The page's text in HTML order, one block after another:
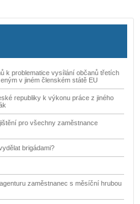
k problematice vysílání občanů třetích
v jiném členském státě EU
republiky k výkonu práce z jiného
pro všechny zaměstnance
brigádami?
zaměstnanec s měsíční hrubou